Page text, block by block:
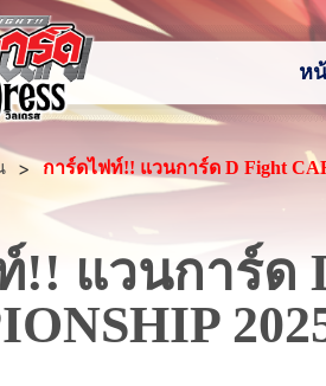
ห
> การ์ดไฟท์!! แวนการ์ด D Fight
!! แวนการ์ด